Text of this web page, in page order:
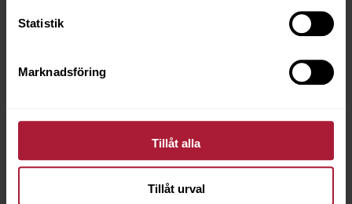
Statistik
Marknadsföring
Tillåt alla
Tillåt urval
SILVERTEX C5